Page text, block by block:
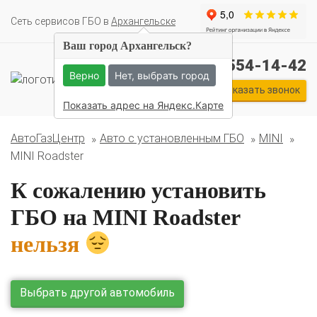
Cеть сервисов ГБО в Архангельске
Комплекты ГБО на иномарки:
BMW Ford Geely HAVAL Hyundai Infiniti KIA
Lexus
Mazda Mercedes Mitsubishi Nissan
Volkswagen
О автосервисе
Отзывы клиентов
+7 (911) 554-14-42
Заказать звонок
АвтоГазЦентр Авто с установленным ГБО
MINI
MINI Roadster
К сожалению установить
ГБО на MINI Roadster
нельзя
Выбрать другой автомобиль
Ваш город Архангельск?
Верно Нет, выбрать город
Показать адрес на Яндекс.Карте